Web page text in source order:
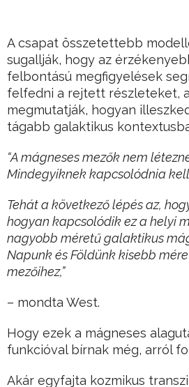
A csapat összetettebb
sugallják, hogy az
felbontású megfigyelések
felfedni a rejtett részleteket,
megmutatják, hogyan
tágabb galaktikus
“A mágneses mezők nem
Mindegyiknek kapcsolódnia
Tehát a következő lépés az,
hogyan kapcsolódik ez a helyi
nagyobb méretű galaktikus
Napunk és Földünk kisebb
mezőihez,”
– mondta West.
Hogy ezek a mágneses
funkcióval bírnak még, arról
Akár egyfajta kozmikus